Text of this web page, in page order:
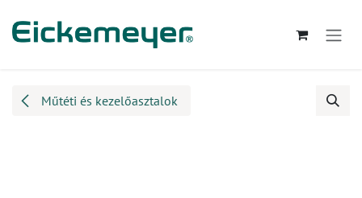
Műtéti és kezelőasztalok